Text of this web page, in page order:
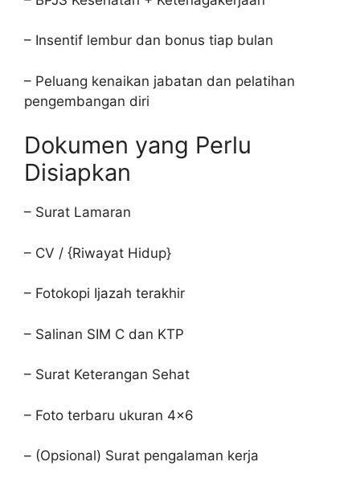
– Insentif lembur dan bonus tiap bulan
– Peluang kenaikan jabatan dan pelatihan
pengembangan diri
Dokumen yang Perlu
Disiapkan
– Surat Lamaran
– CV / {Riwayat Hidup}
– Fotokopi Ijazah terakhir
– Salinan SIM C dan KTP
– Surat Keterangan Sehat
– Foto terbaru ukuran 4×6
– (Opsional) Surat pengalaman kerja